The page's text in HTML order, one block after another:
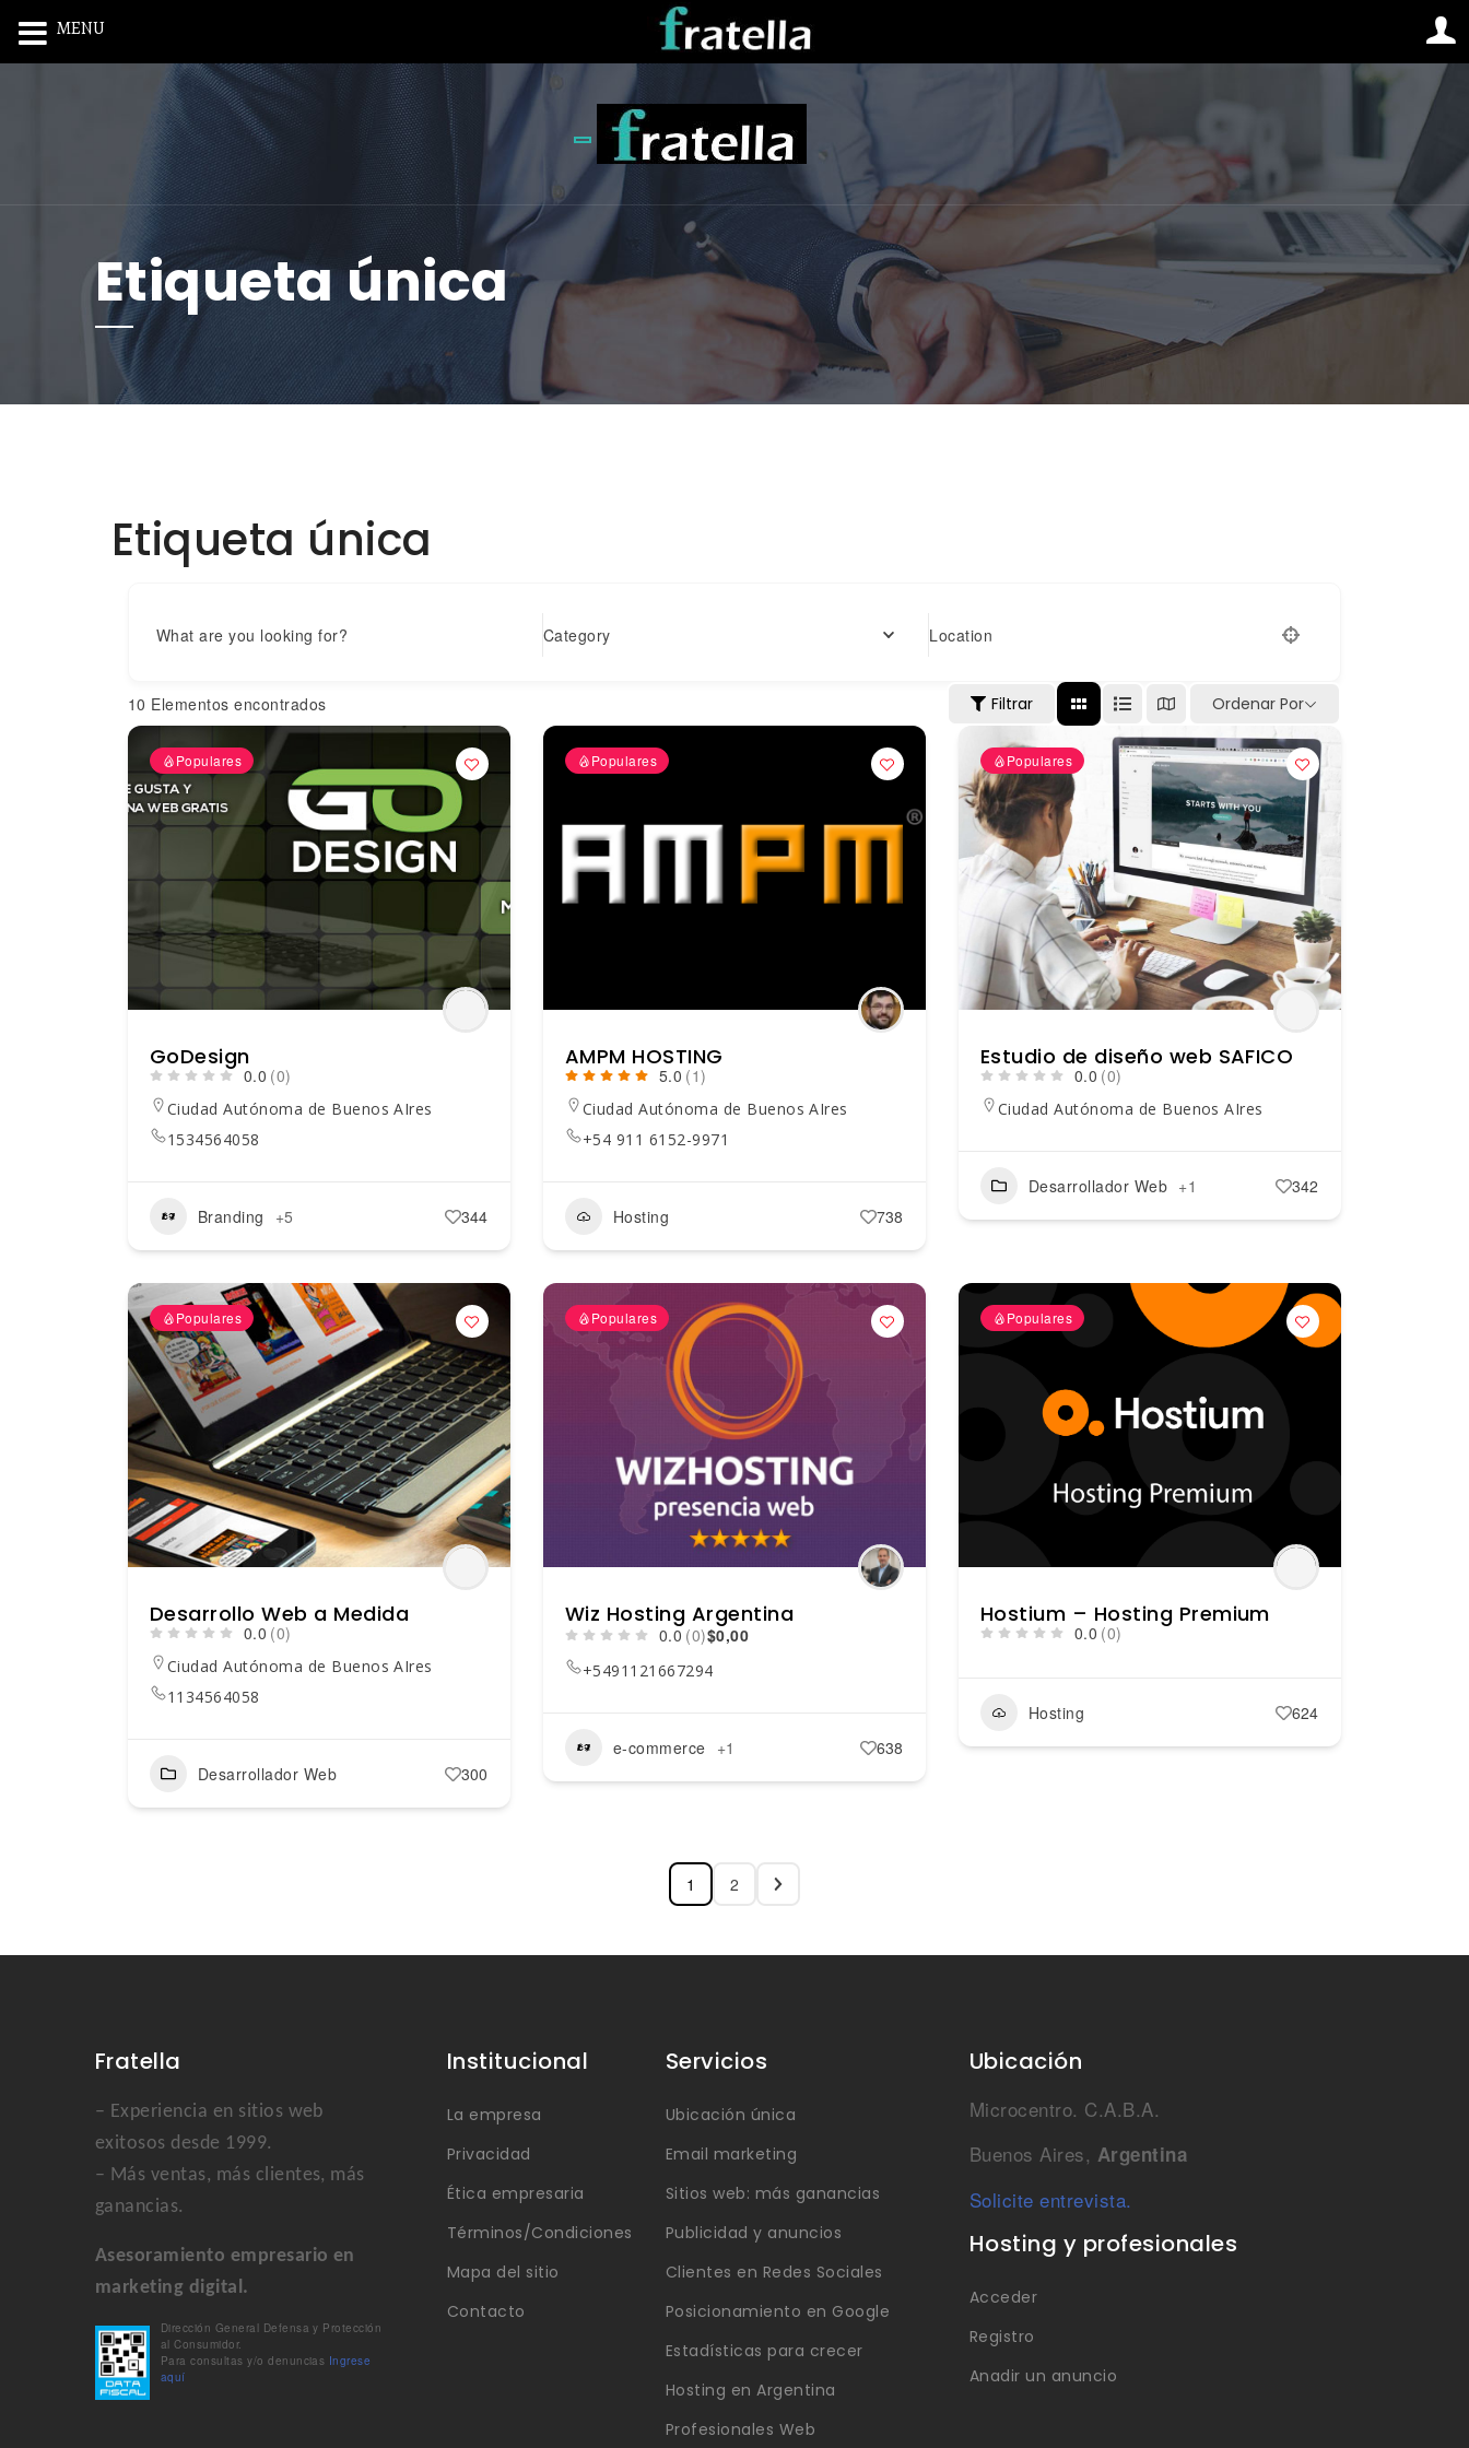
Toggle navigation
Etiqueta única
Etiqueta única
What are you looking for? Category Location
10 Elementos encontrados Filtrar Ordenar Por
Populares
GoDesign
0.0 (0)
Ciudad Autónoma de Buenos AIres
1534564058
Branding +5 344
Populares
AMPM HOSTING
5.0 (1)
Ciudad Autónoma de Buenos AIres
+54 911 6152-9971
Hosting 738
Populares
Estudio de diseño web SAFICO
0.0 (0)
Ciudad Autónoma de Buenos AIres
Desarrollador Web +1 342
Populares
Desarrollo Web a Medida
0.0 (0)
Ciudad Autónoma de Buenos AIres
1134564058
Desarrollador Web 300
Populares
Wiz Hosting Argentina
0.0 (0)$0,00
+5491121667294
e-commerce +1 638
Populares
Hostium – Hosting Premium
0.0 (0)
Hosting 624
1 2
Fratella
– Experiencia en sitios web
exitosos desde 1999.
– Más ventas, más clientes, más
ganancias.
Asesoramiento empresario en
marketing digital.
Dirección General Defensa y Protección
al Consumidor.
Para consultas y/o denuncias Ingrese
aquí
Institucional
La empresa
Privacidad
Ética empresaria
Términos/Condiciones
Mapa del sitio
Contacto
Servicios
Ubicación única
Email marketing
Sitios web: más ganancias
Publicidad y anuncios
Clientes en Redes Sociales
Posicionamiento en Google
Estadísticas para crecer
Hosting en Argentina
Profesionales Web
Ubicación
Microcentro. C.A.B.A.
Buenos Aires, Argentina
Solicite entrevista.
Hosting y profesionales
Acceder
Registro
Anadir un anuncio
MENU